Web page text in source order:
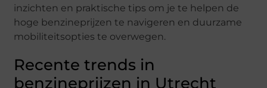
inzichten en praktische tips om je te helpen de
hoge benzineprijzen te navigeren en duurzame
mobiliteitsopties te overwegen.
Recente trends in
benzineprijzen in Utrecht